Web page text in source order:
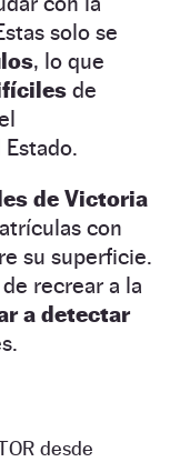
solo se
, lo que
de
de Victoria
con
su superficie.
recrear a la
a detectar
desde